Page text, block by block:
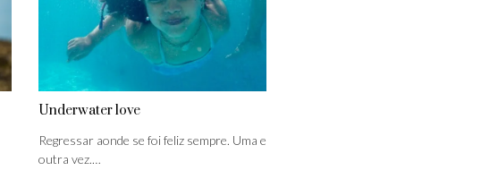
Underwater love
Regressar aonde se foi feliz sempre. Uma e
outra vez.…